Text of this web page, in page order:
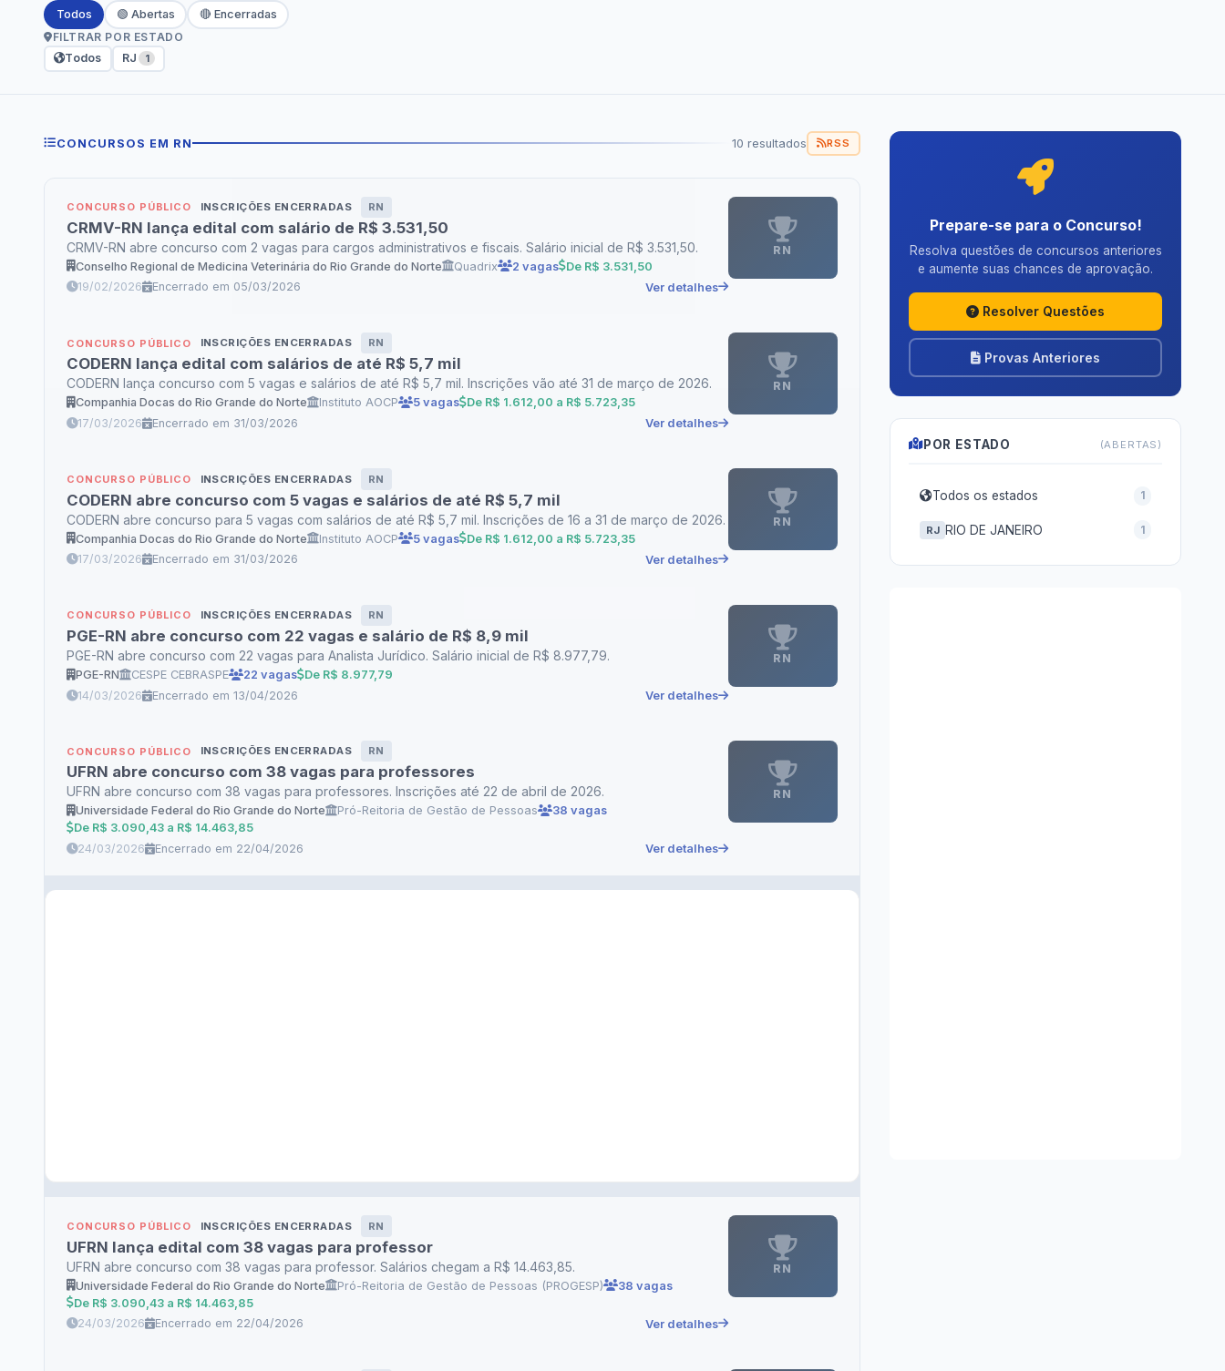
Todos
🟢 Abertas
🔴 Encerradas
FILTRAR POR ESTADO
Todos
RJ 1
CONCURSOS EM RN 10 resultados RSS
CONCURSO PÚBLICO INSCRIÇÕES ENCERRADAS RN
CRMV-RN lança edital com salário de R$ 3.531,50
CRMV-RN abre concurso com 2 vagas para cargos administrativos e fiscais. Salário inicial de R$ 3.531,50.
Conselho Regional de Medicina Veterinária do Rio Grande do Norte Quadrix 2 vagas De R$ 3.531,50
19/02/2026
Encerrado em 05/03/2026 Ver detalhes
RN
CONCURSO PÚBLICO INSCRIÇÕES ENCERRADAS RN
CODERN lança edital com salários de até R$ 5,7 mil
CODERN lança concurso com 5 vagas e salários de até R$ 5,7 mil. Inscrições vão até 31 de março de 2026.
Companhia Docas do Rio Grande do Norte Instituto AOCP 5 vagas De R$ 1.612,00 a R$ 5.723,35
17/03/2026
Encerrado em 31/03/2026 Ver detalhes
RN
CONCURSO PÚBLICO INSCRIÇÕES ENCERRADAS RN
CODERN abre concurso com 5 vagas e salários de até R$ 5,7 mil
CODERN abre concurso para 5 vagas com salários de até R$ 5,7 mil. Inscrições de 16 a 31 de março de 2026.
Companhia Docas do Rio Grande do Norte Instituto AOCP 5 vagas De R$ 1.612,00 a R$ 5.723,35
17/03/2026
Encerrado em 31/03/2026 Ver detalhes
RN
CONCURSO PÚBLICO INSCRIÇÕES ENCERRADAS RN
PGE-RN abre concurso com 22 vagas e salário de R$ 8,9 mil
PGE-RN abre concurso com 22 vagas para Analista Jurídico. Salário inicial de R$ 8.977,79.
PGE-RN CESPE CEBRASPE 22 vagas De R$ 8.977,79
14/03/2026
Encerrado em 13/04/2026 Ver detalhes
RN
CONCURSO PÚBLICO INSCRIÇÕES ENCERRADAS RN
UFRN abre concurso com 38 vagas para professores
UFRN abre concurso com 38 vagas para professores. Inscrições até 22 de abril de 2026.
Universidade Federal do Rio Grande do Norte Pró-Reitoria de Gestão de Pessoas
38 vagas
De R$ 3.090,43 a R$ 14.463,85
24/03/2026
Encerrado em 22/04/2026 Ver detalhes
RN
CONCURSO PÚBLICO INSCRIÇÕES ENCERRADAS RN
UFRN lança edital com 38 vagas para professor
UFRN abre concurso com 38 vagas para professor. Salários chegam a R$ 14.463,85.
Universidade Federal do Rio Grande do Norte Pró-Reitoria de Gestão de Pessoas (PROGESP)
38 vagas
De R$ 3.090,43 a R$ 14.463,85
24/03/2026
Encerrado em 22/04/2026 Ver detalhes
RN
Prepare-se para o Concurso!
Resolva questões de concursos anteriores
e aumente suas chances de aprovação.
Resolver Questões
Provas Anteriores
POR ESTADO (ABERTAS)
Todos os estados 1
RJ RIO DE JANEIRO 1